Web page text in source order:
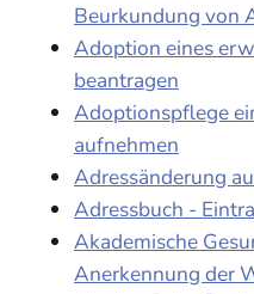
Beurkundung von
Adoption eines
beantragen
Adoptionspflege
aufnehmen
Adressänderung
Adressbuch -
Akademische
Anerkennung der